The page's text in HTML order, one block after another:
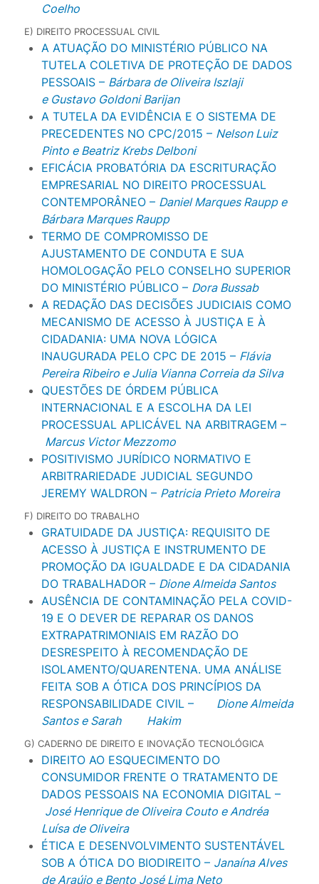
Coelho
E) DIREITO PROCESSUAL CIVIL
A ATUAÇÃO DO MINISTÉRIO PÚBLICO NA
TUTELA COLETIVA DE PROTEÇÃO DE DADOS
PESSOAIS – Bárbara de Oliveira Iszlaji
e Gustavo Goldoni Barijan
A TUTELA DA EVIDÊNCIA E O SISTEMA DE
PRECEDENTES NO CPC/2015 – Nelson Luiz
Pinto e Beatriz Krebs Delboni
EFICÁCIA PROBATÓRIA DA ESCRITURAÇÃO
EMPRESARIAL NO DIREITO PROCESSUAL
CONTEMPORÂNEO – Daniel Marques Raupp e
Bárbara Marques Raupp
TERMO DE COMPROMISSO DE
AJUSTAMENTO DE CONDUTA E SUA
HOMOLOGAÇÃO PELO CONSELHO SUPERIOR
DO MINISTÉRIO PÚBLICO – Dora Bussab
A REDAÇÃO DAS DECISÕES JUDICIAIS COMO
MECANISMO DE ACESSO À JUSTIÇA E À
CIDADANIA: UMA NOVA LÓGICA
INAUGURADA PELO CPC DE 2015 – Flávia
Pereira Ribeiro e Julia Vianna Correia da Silva
QUESTÕES DE ÓRDEM PÚBLICA
INTERNACIONAL E A ESCOLHA DA LEI
PROCESSUAL APLICÁVEL NA ARBITRAGEM –
Marcus Victor Mezzomo
POSITIVISMO JURÍDICO NORMATIVO E
ARBITRARIEDADE JUDICIAL SEGUNDO
JEREMY WALDRON – Patricia Prieto Moreira
F) DIREITO DO TRABALHO
GRATUIDADE DA JUSTIÇA: REQUISITO DE
ACESSO À JUSTIÇA E INSTRUMENTO DE
PROMOÇÃO DA IGUALDADE E DA CIDADANIA
DO TRABALHADOR – Dione Almeida Santos
AUSÊNCIA DE CONTAMINAÇÃO PELA COVID-
19 E O DEVER DE REPARAR OS DANOS
EXTRAPATRIMONIAIS EM RAZÃO DO
DESRESPEITO À RECOMENDAÇÃO DE
ISOLAMENTO/QUARENTENA. UMA ANÁLISE
FEITA SOB A ÓTICA DOS PRINCÍPIOS DA
RESPONSABILIDADE CIVIL –
Dione Almeida
Santos e Sarah
Hakim
G) CADERNO DE DIREITO E INOVAÇÃO TECNOLÓGICA
DIREITO AO ESQUECIMENTO DO
CONSUMIDOR FRENTE O TRATAMENTO DE
DADOS PESSOAIS NA ECONOMIA DIGITAL –
José Henrique de Oliveira Couto e Andréa
Luísa de Oliveira
ÉTICA E DESENVOLVIMENTO SUSTENTÁVEL
SOB A ÓTICA DO BIODIREITO – Janaína Alves
de Araújo e Bento José Lima Neto